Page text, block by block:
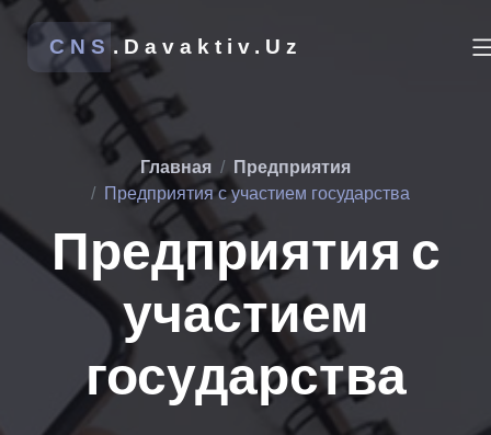
CNS .Davaktiv.Uz
Главная
Предприятия
Предприятия с участием государства
Предприятия с
участием
государства